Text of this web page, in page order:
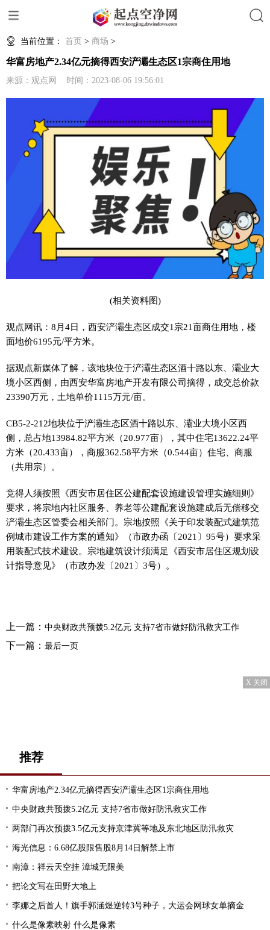
当前位置： 首页 > 商场 >
华富房地产2.34亿元摘得西安浐灞生态区1宗商住用地
来源：观点网 时间：2023-08-06 19:56:01
(相关资料图)
观点网讯：8月4日，西安浐灞生态区成交1宗21亩商住用地，楼
面地价6195元/平方米。
据观点新媒体了解，该地块位于浐灞生态区酒十路以东、灞业大
境小区西侧，由西安华富房地产开发有限公司摘得，成交总价款
23390万元，土地单价1115万元/亩。
CB5-2-212地块位于浐灞生态区酒十路以东、灞业大境小区西
侧，总占地13984.82平方米（20.977亩），其中住宅13622.24平
方米（20.433亩），商服362.58平方米（0.544亩）住宅、商服
（共用宗）。
竞得人须按照《西安市居住区公建配套设施建设管理实施细则》
要求，将宗地内社区服务、养老等公建配套设施建成后无偿移交
浐灞生态区管委会相关部门。宗地按照《关于印发装配式建筑范
例城市建设工作方案的通知》（市政办函〔2021〕95号）要求采
用装配式技术建设。宗地建筑设计须满足《西安市居住区规划设
计指导意见》（市政办发〔2021〕3号）。
上一篇： 中央财政共预拨5.2亿元 支持7省市做好防汛救灾工作
下一篇： 最后一页
X 关闭
推荐
华富房地产2.34亿元摘得西安浐灞生态区1宗商住用地
中央财政共预拨5.2亿元 支持7省市做好防汛救灾工作
两部门再次预拨3.5亿元支持京津冀等地及东北地区防汛救灾
海光信息：6.68亿股限售股8月14日解禁上市
南漳：祥云天空挂 漳城无限美
把论文写在田野大地上
李娜之后首人！旗手郭涵煜逆转3号种子，大运会网球女单摘金
什么是像素映射 什么是像素